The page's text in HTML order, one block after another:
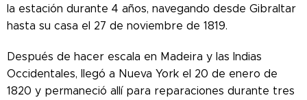
la estación durante 4 años, navegando desde Gibraltar
hasta su casa el 27 de noviembre de 1819.
Después de hacer escala en Madeira y las Indias
Occidentales, llegó a Nueva York el 20 de enero de
1820 y permaneció allí para reparaciones durante tres